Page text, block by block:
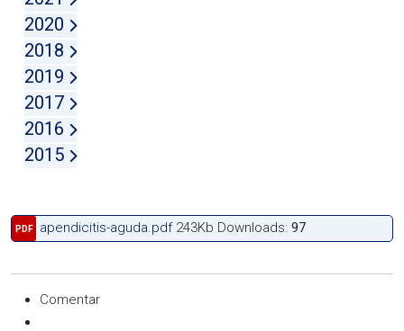
2020
2018
2019
2017
2016
2015
PDF apendicitis-aguda.pdf 243Kb Downloads:97
Comentar